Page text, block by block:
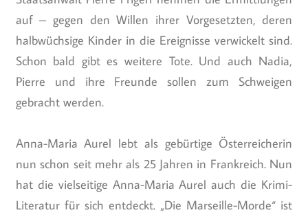
auf – gegen den Willen ihrer Vorgesetzten, deren
halbwüchsige Kinder in die Ereignisse verwickelt sind.
Schon bald gibt es weitere Tote. Und auch Nadia,
Pierre und ihre Freunde sollen zum Schweigen
gebracht werden.
Anna-Maria Aurel lebt als gebürtige Österreicherin
nun schon seit mehr als 25 Jahren in Frankreich. Nun
hat die vielseitige Anna-Maria Aurel auch die Krimi-
Literatur für sich entdeckt. „Die Marseille-Morde“ ist